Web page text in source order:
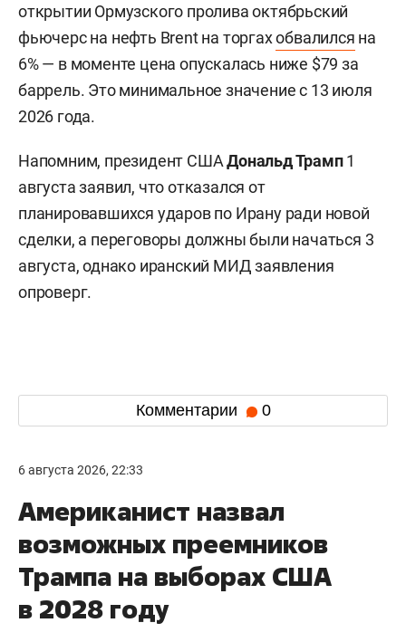
открытии Ормузского пролива октябрьский
фьючерс на нефть Brent на торгахобвалился на
6% — в моменте цена опускалась ниже $79 за
баррель. Это минимальное значение с 13 июля
2026 года.
Напомним, президент СШАДональд Трамп1
августа заявил, что отказался от
планировавшихся ударов по Ирану ради новой
сделки, а переговоры должны были начаться 3
августа, однако иранский МИД заявления
опроверг.
Комментарии 0
6 августа 2026, 22:33
Американист назвал
возможных преемников
Трампа на выборах США
в 2028 году